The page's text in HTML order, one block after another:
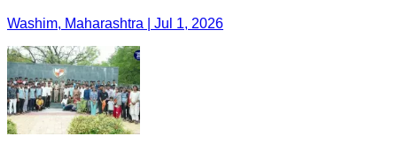
Washim, Maharashtra | Jul 1, 2026